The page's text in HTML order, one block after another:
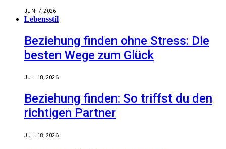
JUNI 7, 2026
Lebensstil
Beziehung finden ohne Stress: Die
besten Wege zum Glück
JULI 18, 2026
Beziehung finden: So triffst du den
richtigen Partner
JULI 18, 2026